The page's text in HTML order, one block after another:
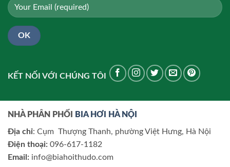
KẾT NỐI VỚI CHÚNG TÔI
NHÀ PHÂN PHỐI BIA HƠI HÀ NỘI
Địa chỉ: Cụm Thượng Thanh, phường Việt Hưng, Hà Nội
Điện thoại: 096-617-1182
Email: info@biahoithudo.com